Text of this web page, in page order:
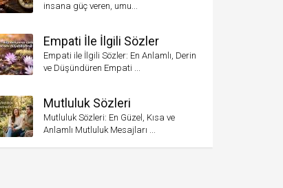
insana güç veren, umu...
Empati İle İlgili Sözler
Empati ile İlgili Sözler: En Anlamlı, Derin
ve Düşündüren Empati ...
Mutluluk Sözleri
Mutluluk Sözleri: En Güzel, Kısa ve
Anlamlı Mutluluk Mesajları ...